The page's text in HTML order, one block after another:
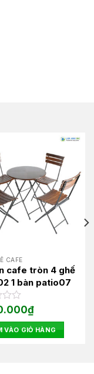
CAFE
cafe tròn 4 ghế
1 bàn patio07
₫
VÀO GIỎ HÀNG